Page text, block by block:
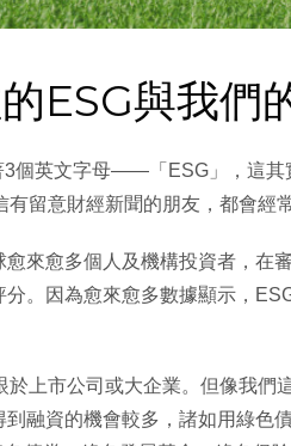
ESG與我們
個英文字母——「ESG」，這
留意財經新聞的朋友，都會經
來愈多個人及機構投資者，在
。因為愈來愈多數據顯示，
上市公司或大企業。但像我們
融資的機會較多，諸如用綠色